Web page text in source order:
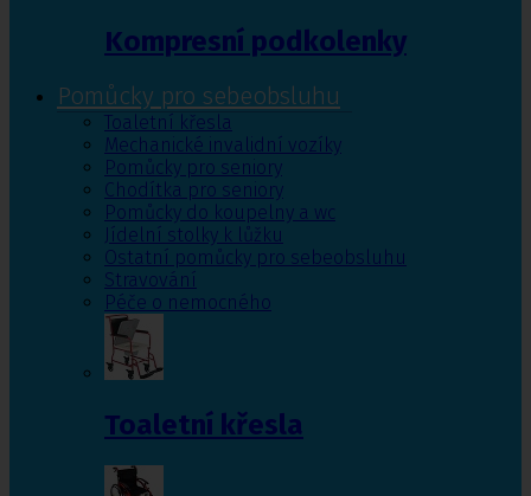
Kompresní podkolenky
Pomůcky pro sebeobsluhu
Toaletní křesla
Mechanické invalidní vozíky
Pomůcky pro seniory
Chodítka pro seniory
Pomůcky do koupelny a wc
Jídelní stolky k lůžku
Ostatní pomůcky pro sebeobsluhu
Stravování
Péče o nemocného
Toaletní křesla